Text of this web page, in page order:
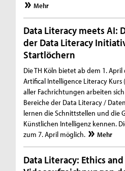
Mehr
Data Literacy meets AI:
der Data Literacy
Startlöchern
Die TH Köln bietet ab dem 1.
Artifical Intelligence Literacy Kurs
aller Fachrichtungen arbeiten
Bereiche der Data Literacy /
lernen die Schnittstellen und die
Künstlichen Intelligenz kennen.
zum 7. April möglich.
Mehr
Data Literacy: Ethics